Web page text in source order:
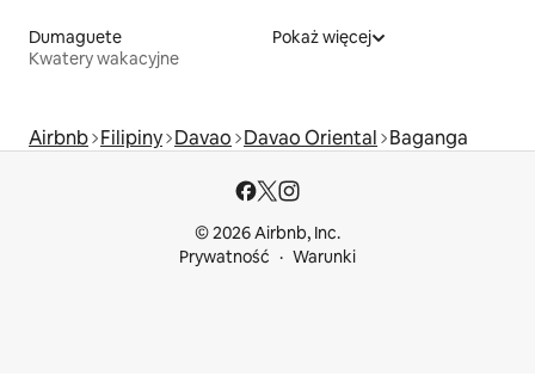
Dumaguete
Kwatery wakacyjne
Pokaż więcej
Airbnb Filipiny Davao Davao Oriental Baganga
© 2026 Airbnb, Inc.
Prywatność
Warunki